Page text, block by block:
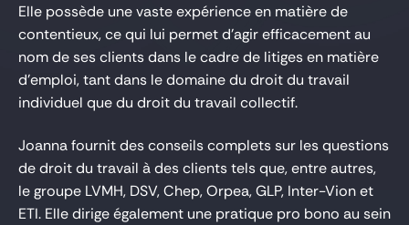
Elle possède une vaste expérience en matière de
contentieux, ce qui lui permet d'agir efficacement au
nom de ses clients dans le cadre de litiges en matière
d'emploi, tant dans le domaine du droit du travail
individuel que du droit du travail collectif.
Joanna fournit des conseils complets sur les questions
de droit du travail à des clients tels que, entre autres,
le groupe LVMH, DSV, Chep, Orpea, GLP, Inter-Vion et
ETI. Elle dirige également une pratique pro bono au sein